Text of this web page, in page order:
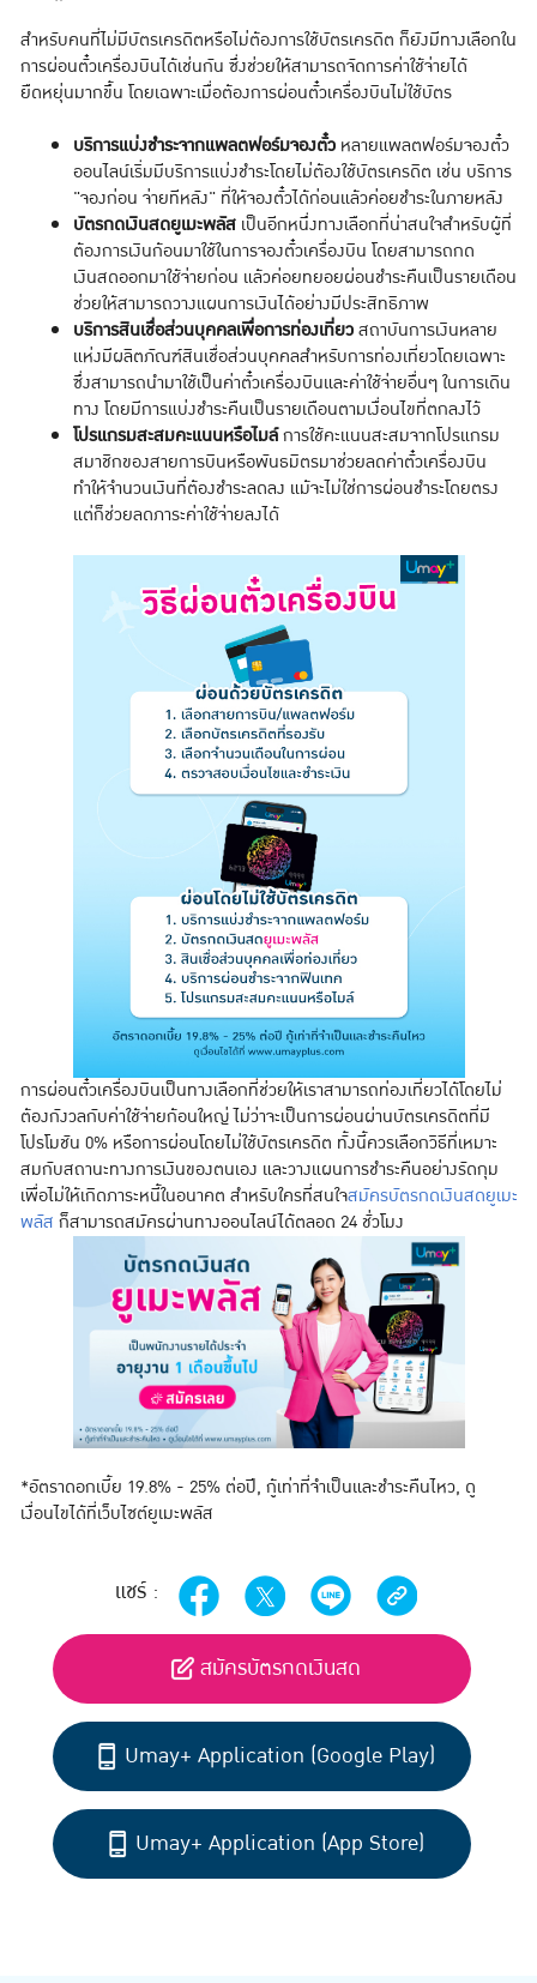
สำหรับคนที่ไม่มีบัตรเครดิตหรือไม่ต้องการใช้บัตรเครดิต ก็ยังมีทางเลือกใน
การผ่อนตั๋วเครื่องบินได้เช่นกัน ซึ่งช่วยให้สามารถจัดการค่าใช้จ่ายได้
ยืดหยุ่นมากขึ้น โดยเฉพาะเมื่อต้องการผ่อนตั๋วเครื่องบินไม่ใช้บัตร
บริการแบ่งชำระจากแพลตฟอร์มจองตั๋วหลายแพลตฟอร์มจองตั๋ว
ออนไลน์เริ่มมีบริการแบ่งชำระโดยไม่ต้องใช้บัตรเครดิต เช่น บริการ
"จองก่อน จ่ายทีหลัง" ที่ให้จองตั๋วได้ก่อนแล้วค่อยชำระในภายหลัง
บัตรกดเงินสดยูเมะพลัสเป็นอีกหนึ่งทางเลือกที่น่าสนใจสำหรับผู้ที่
ต้องการเงินก้อนมาใช้ในการจองตั๋วเครื่องบิน โดยสามารถกด
เงินสดออกมาใช้จ่ายก่อน แล้วค่อยทยอยผ่อนชำระคืนเป็นรายเดือน
ช่วยให้สามารถวางแผนการเงินได้อย่างมีประสิทธิภาพ
บริการสินเชื่อส่วนบุคคลเพื่อการท่องเที่ยวสถาบันการเงินหลาย
แห่งมีผลิตภัณฑ์สินเชื่อส่วนบุคคลสำหรับการท่องเที่ยวโดยเฉพาะ
ซึ่งสามารถนำมาใช้เป็นค่าตั๋วเครื่องบินและค่าใช้จ่ายอื่นๆ ในการเดิน
ทาง โดยมีการแบ่งชำระคืนเป็นรายเดือนตามเงื่อนไขที่ตกลงไว้
โปรแกรมสะสมคะแนนหรือไมล์การใช้คะแนนสะสมจากโปรแกรม
สมาชิกของสายการบินหรือพันธมิตรมาช่วยลดค่าตั๋วเครื่องบิน
ทำให้จำนวนเงินที่ต้องชำระลดลง แม้จะไม่ใช่การผ่อนชำระโดยตรง
แต่ก็ช่วยลดภาระค่าใช้จ่ายลงได้
การผ่อนตั๋วเครื่องบินเป็นทางเลือกที่ช่วยให้เราสามารถท่องเที่ยวได้โดยไม่
ต้องกังวลกับค่าใช้จ่ายก้อนใหญ่ ไม่ว่าจะเป็นการผ่อนผ่านบัตรเครดิตที่มี
โปรโมชัน 0% หรือการผ่อนโดยไม่ใช้บัตรเครดิต ทั้งนี้ควรเลือกวิธีที่เหมาะ
สมกับสถานะทางการเงินของตนเอง และวางแผนการชำระคืนอย่างรัดกุม
เพื่อไม่ให้เกิดภาระหนี้ในอนาคต สำหรับใครที่สนใจสมัครบัตรกดเงินสดยูเมะ
พลัส ก็สามารถสมัครผ่านทางออนไลน์ได้ตลอด 24 ชั่วโมง
*อัตราดอกเบี้ย 19.8% - 25% ต่อปี, กู้เท่าที่จำเป็นและชำระคืนไหว, ดู
เงื่อนไขได้ที่เว็บไซต์ยูเมะพลัส
แชร์ :
สมัครบัตรกดเงินสด
Umay+ Application (Google Play)
Umay+ Application (App Store)